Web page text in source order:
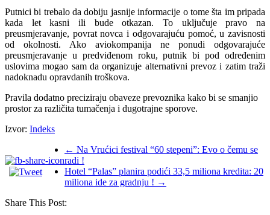
Putnici bi trebalo da dobiju jasnije informacije o tome šta im pripada
kada let kasni ili bude otkazan. To uključuje pravo na
preusmjeravanje, povrat novca i odgovarajuću pomoć, u zavisnosti
od okolnosti. Ako aviokompanija ne ponudi odgovarajuće
preusmjeravanje u predviđenom roku, putnik bi pod određenim
uslovima mogao sam da organizuje alternativni prevoz i zatim traži
nadoknadu opravdanih troškova.
Pravila dodatno preciziraju obaveze prevoznika kako bi se smanjio
prostor za različita tumačenja i dugotrajne sporove.
Izvor: Indeks
← Na Vrućici festival “60 stepeni”: Evo o čemu se
radi !
Hotel “Palas” planira podići 33,5 miliona kredita: 20
miliona ide za gradnju ! →
Share This Post: